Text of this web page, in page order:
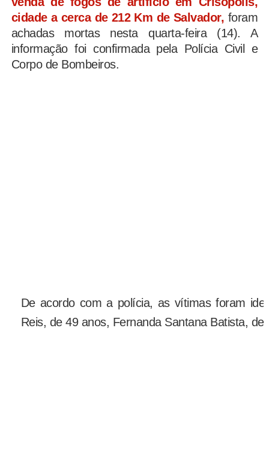
cidade a cerca de 212 Km de Salvador, foram
achadas mortas nesta quarta-feira (14). A
informação foi confirmada pela Polícia Civil e
Corpo de Bombeiros.
De acordo com a polícia, as vítimas foram
Reis, de 49 anos, Fernanda Santana Batista, de